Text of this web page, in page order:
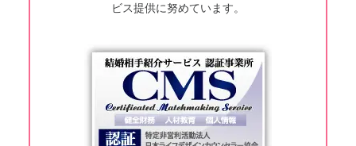
ビス提供に努めています。